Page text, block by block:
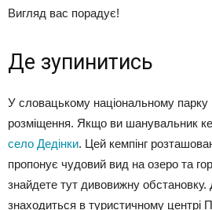
Вигляд вас порадує!
Де зупинитись
У словацькому національному парку
розміщення. Якщо ви шанувальник
село Дедінки. Цей кемпінг
пропонує чудовий вид на озеро та
знайдете тут дивовижну обстановку.
знаходиться в туристичному центрі